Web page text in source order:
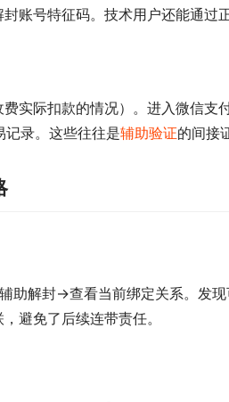
封账号特征码。技术用户还能通过
实际扣款的情况）。进入微信
录。这些往往是辅助验证的间接
解封→查看当前绑定关系。发
避免了后续连带责任。